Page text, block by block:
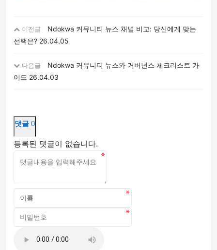
이전글
Ndokwa 커뮤니티 뉴스 채널 비교: 당신에게 맞는
선택은? 26.04.05
다음글
Ndokwa 커뮤니티 뉴스와 거버넌스 체크리스트 가
이드 26.04.03
댓글 0
등록된 댓글이 없습니다.